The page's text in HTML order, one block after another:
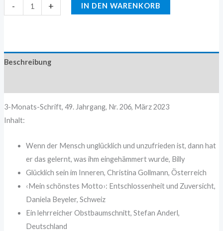
- + IN DEN WARENKORB
Beschreibung
3-Monats-Schrift, 49. Jahrgang, Nr. 206, März 2023
Inhalt:
Wenn der Mensch unglücklich und unzufrieden ist, dann hat
er das gelernt, was ihm eingehämmert wurde, Billy
Glücklich sein im Inneren, Christina Gollmann, Österreich
‹Mein schönstes Motto›: Entschlossenheit und Zuversicht,
Daniela Beyeler, Schweiz
Ein lehrreicher Obstbaumschnitt, Stefan Anderl,
Deutschland